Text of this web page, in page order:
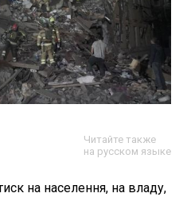
Читайте также
на русском языке
на населення, на владу,